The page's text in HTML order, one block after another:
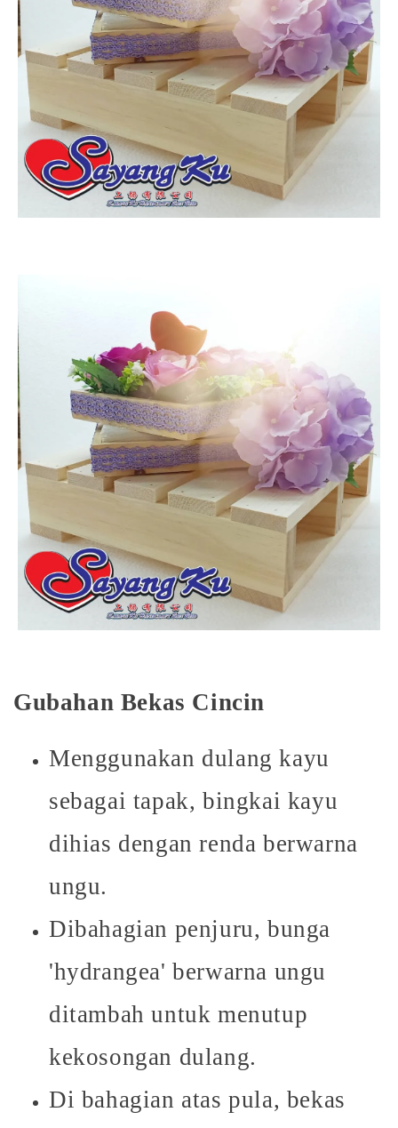
Gubahan Bekas Cincin
Menggunakan dulang kayu
sebagai tapak, bingkai kayu
dihias dengan renda berwarna
ungu.
Dibahagian penjuru, bunga
'hydrangea' berwarna ungu
ditambah untuk menutup
kekosongan dulang.
Di bahagian atas pula, bekas